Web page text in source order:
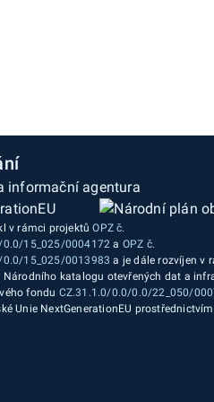
v rámci projektůOPZ č.
15_025/0004172 a OPZ č.
15_025/0013983 a je dále rozvíjen v
Národního katalogu otevřených dat a
fondu CZ.31.1.0/0.0/0.0/22_050/
Unie NextGenerationEU